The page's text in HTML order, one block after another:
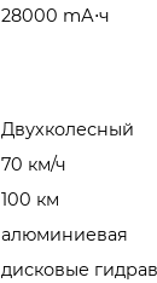
28000 mА⋅ч
Двухколесный
70 км/ч
100 км
алюминиевая
дисковые